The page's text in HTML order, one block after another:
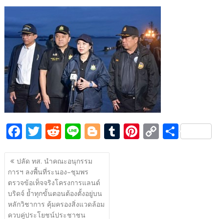
e
b
o
o
k
er
d
di
t
e
g
er
m
bl
r
er
e
st
y
Li
n
k
F
ac
e
b
o
o
T
w
itt
er
R
e
d
di
t
Li
n
e
Bl
o
er
T Pi C S
แนะแนว
เรื่อง
ปลัด ทส. นำคณะอนุกรรม
การฯ ลงพื้นที่ระนอง–ชุมพร
ตรวจข้อเท็จจริงโครงการแลนด์
บริดจ์ ย้ำทุกขั้นตอนต้องตั้งอยู่บน
หลักวิชาการ คุ้มครองสิ่งแวดล้อม
ควบคู่ประโยชน์ประชาชน